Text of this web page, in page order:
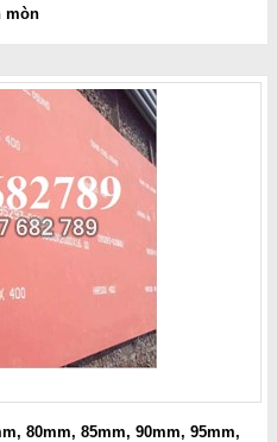
mòn
80mm, 85mm, 90mm, 95mm,